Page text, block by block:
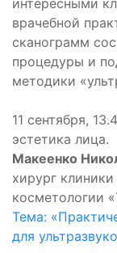
интересными
врачебной
сканограмм
процедуры и
методики
11 сентября,
эстетика лица.
Макеенко
хирург
косметологии
Тема:
для